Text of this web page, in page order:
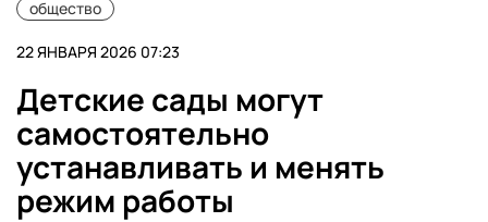
общество
22 ЯНВАРЯ 2026 07:23
Детские сады могут
самостоятельно
устанавливать и менять
режим работы